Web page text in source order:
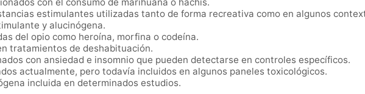
estimulantes utilizadas tanto de forma recreativa como en algunos
y alucinógena.
del opio como heroína, morfina o codeína.
tratamientos de deshabituación.
con ansiedad e insomnio que pueden detectarse en controles específicos.
actualmente, pero todavía incluidos en algunos paneles toxicológicos.
incluida en determinados estudios.